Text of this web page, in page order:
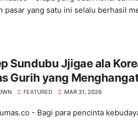
pasar yang satu ini selalu berhasil
Sundubu Jjigae ala
Gurih yang
FEATURED MAR 31, 2026
- ​Bagi para pencinta